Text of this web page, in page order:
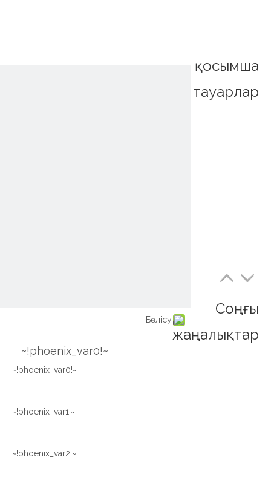
Бөлісу:
~!phoenix_var0!~
~!phoenix_var0!~
~!phoenix_var1!~
~!phoenix_var2!~
қосымша
тауарлар
Соңғы
жаңалықтар